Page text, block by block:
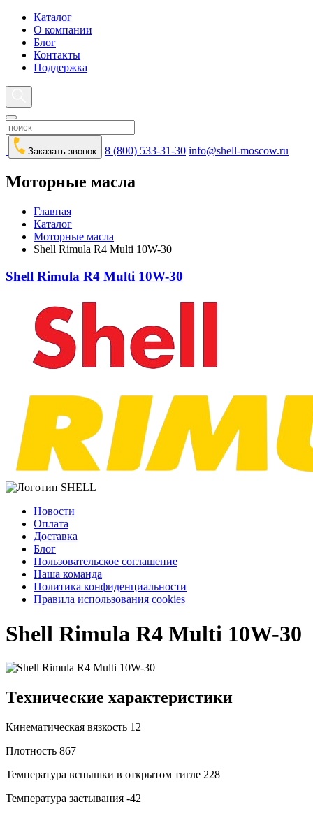
Каталог
О компании
Блог
Контакты
Поддержка
Заказать звонок 8 (800) 533-31-30 info@shell-moscow.ru
Моторные масла
Главная
Каталог
Моторные масла
Shell Rimula R4 Multi 10W-30
Shell Rimula R4 Multi 10W-30
Новости
Оплата
Доставка
Блог
Пользовательское соглашение
Наша команда
Политика конфиденциальности
Правила использования cookies
Shell Rimula R4 Multi 10W-30
Технические характеристики
Кинематическая вязкость 12
Плотность 867
Температура вспышки в открытом тигле 228
Температура застывания -42